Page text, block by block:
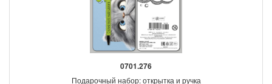
0701.276
Подарочный набор: открытка и ручка